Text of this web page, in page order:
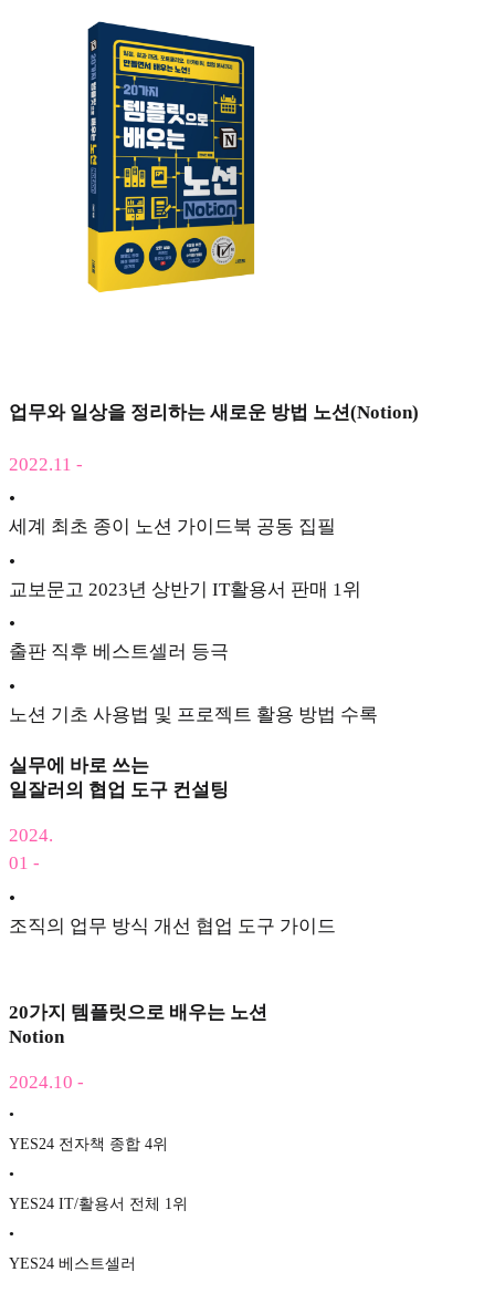
업무와 일상을 정리하는 새로운 방법 노션(Notion)
2022.11 -
•
세계 최초 종이 노션 가이드북 공동 집필
•
교보문고 2023년 상반기 IT활용서 판매 1위
•
출판 직후 베스트셀러 등극
•
노션 기초 사용법 및 프로젝트 활용 방법 수록
실무에 바로 쓰는
일잘러의 협업 도구 컨설팅
2024.
01 -
•
조직의 업무 방식 개선 협업 도구 가이드
20가지 템플릿으로 배우는 노션
Notion
2024.10 -
•
YES24 전자책 종합 4위
•
YES24 IT/활용서 전체 1위
•
YES24 베스트셀러